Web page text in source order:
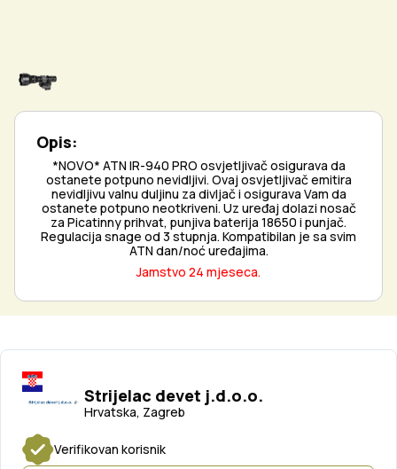
Opis:
*NOVO* ATN IR-940 PRO osvjetljivač osigurava da
ostanete potpuno nevidljivi. Ovaj osvjetljivač emitira
nevidljivu valnu duljinu za divljač i osigurava Vam da
ostanete potpuno neotkriveni. Uz uređaj dolazi nosač
za Picatinny prihvat, punjiva baterija 18650 i punjač.
Regulacija snage od 3 stupnja. Kompatibilan je sa svim
ATN dan/noć uređajima.
Jamstvo 24 mjeseca.
Strijelac devet j.d.o.o.
Hrvatska, Zagreb
Verifikovan korisnik